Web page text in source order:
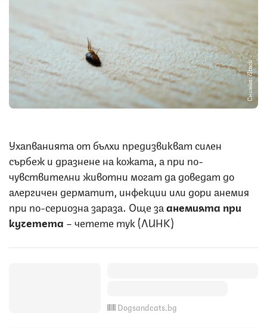
Снимка: iStock
Ухапванията от бълхи предизвикват силен
сърбеж и дразнене на кожата, а при по-
чувствителни животни могат да доведат до
алергичен дерматит, инфекции или дори анемия
при по-сериозна зараза. Още заанемията при
кучетета – четете тук (ЛИНК)
Dogsandcats.bg